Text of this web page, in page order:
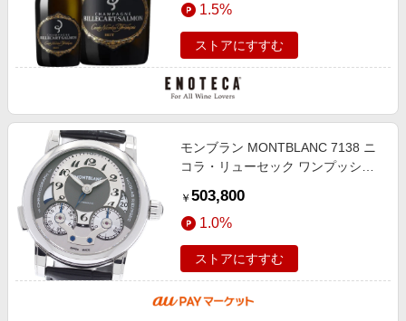
1.5%
ストアにすすむ
モンブラン MONTBLANC 7138 ニ
コラ・リューセック ワンプッシュ
品 _967185
￥ 503,800
1.0%
ストアにすすむ